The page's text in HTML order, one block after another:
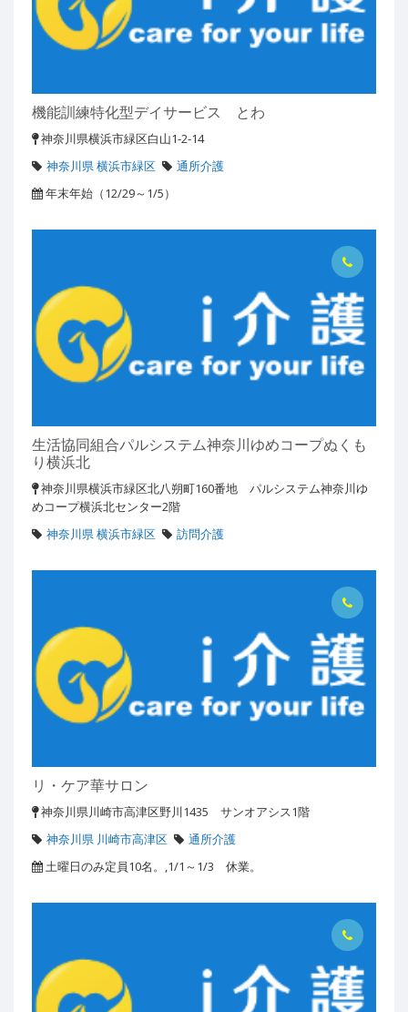
機能訓練特化型デイサービス とわ
神奈川県横浜市緑区白山1-2-14
神奈川県 横浜市緑区
通所介護
年末年始（12/29～1/5）
生活協同組合パルシステム神奈川ゆめコープぬくも
り横浜北
神奈川県横浜市緑区北八朔町160番地 パルシステム神奈川ゆ
めコープ横浜北センター2階
神奈川県 横浜市緑区
訪問介護
リ・ケア華サロン
神奈川県川崎市高津区野川1435 サンオアシス1階
神奈川県 川崎市高津区
通所介護
土曜日のみ定員10名。,1/1～1/3 休業。